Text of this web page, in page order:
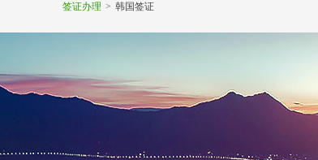
签证办理 > 韩国签证